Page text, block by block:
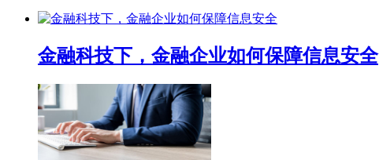
金融科技下，金融企业如何保障信息安全